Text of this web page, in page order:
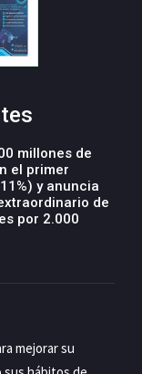
millones de
el primer
y anuncia
de
por 2.000
global
mejorar su